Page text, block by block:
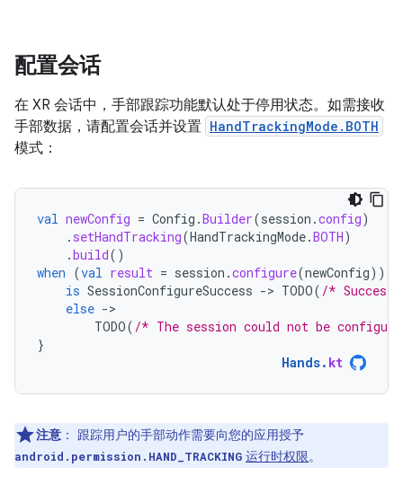
配置会话
在 XR 会话中，手部跟踪功能默认处于停用状态。如需接收
手部数据，请配置会话并设置 HandTrackingMode.BOTH
模式：
val newConfig = Config .Builder(session .config)
. setHandTracking(HandTrackingMode.BOTH)
.build()
when (val result = session .configure(newConfig))
is SessionConfigureSuccess -> TODO( /*
else -
TODO( /* The session could not be
}
Hands. kt
注意 ： 跟踪用户的手部动作需要向您的应用授予
android.permission.HAND_TRACKING 运行时权限。